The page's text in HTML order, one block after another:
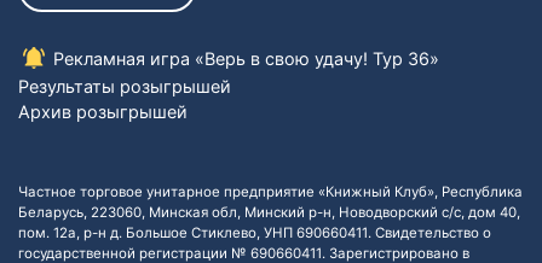
Рекламная игра «Верь в свою удачу! Тур 36»
Результаты розыгрышей
Архив розыгрышей
Частное торговое унитарное предприятие «Книжный Клуб», Республика
Беларусь, 223060, Минская обл, Минский р-н, Новодворский с/с, дом 40,
пом. 12а, р-н д. Большое Стиклево, УНП 690660411. Свидетельство о
государственной регистрации № 690660411. Зарегистрировано в